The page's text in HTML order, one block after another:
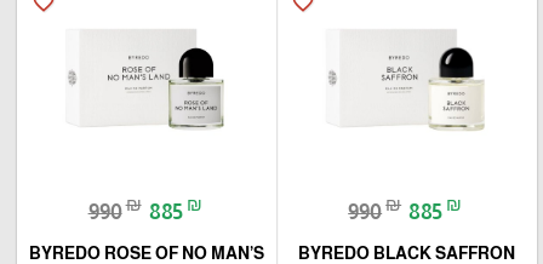
990₪ 885 ₪
BYREDO BLACK SAFFRON
990₪ 885 ₪
BYREDO ROSE OF NO MAN’S